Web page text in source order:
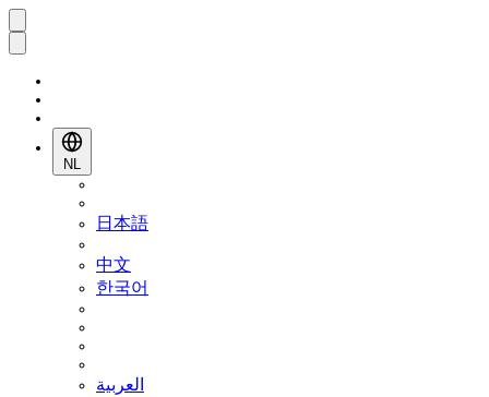
NL
日本語
中文
한국어
العربية